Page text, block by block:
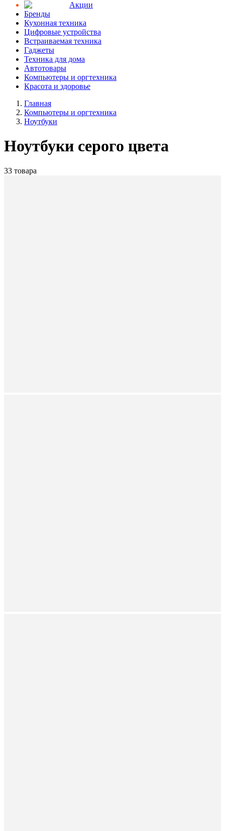
Aкции
Бренды
Кухонная техника
Цифровые устройства
Встраиваемая техника
Гаджеты
Техника для дома
Автотовары
Компьютеры и оргтехника
Красота и здоровье
Главная
Компьютеры и оргтехника
Ноутбуки
Ноутбуки серого цвета
33 товара